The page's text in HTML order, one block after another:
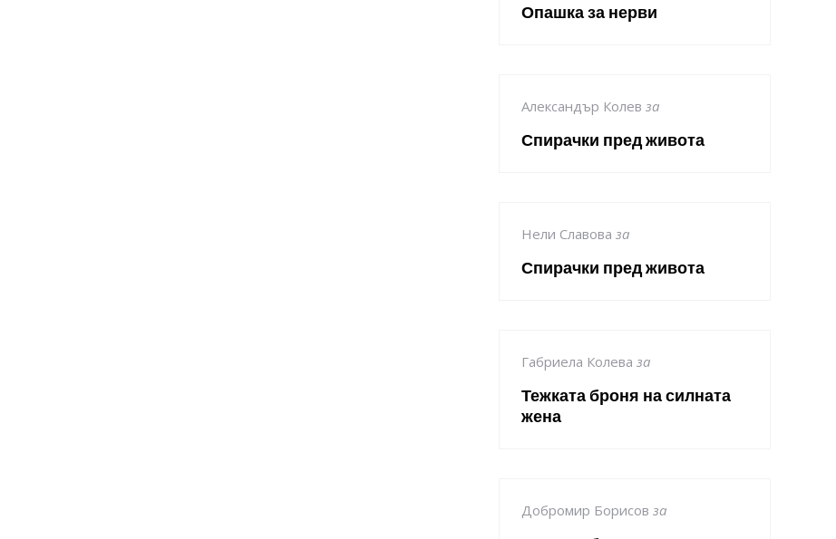
Опашка за нерви
Александър Колев за
Спирачки пред живота
Нели Славова за
Спирачки пред живота
Габриела Колева за
Тежката броня на силната
жена
Добромир Борисов за